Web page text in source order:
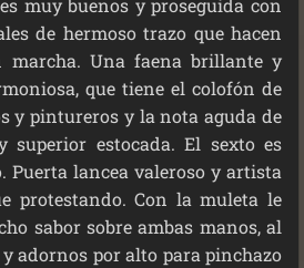
muy buenos y proseguida con
de hermoso trazo que hacen
marcha. Una faena brillante y
que tiene el colofón de
y pintureros y la nota aguda de
estocada. El sexto es
Puerta lancea valeroso y artista
protestando. Con la muleta le
sabor sobre ambas manos, al
adornos por alto para pinchazo